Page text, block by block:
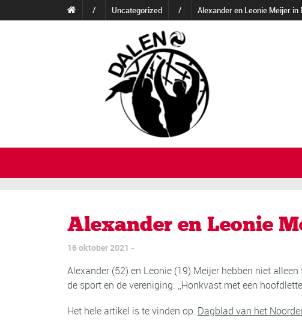
/ Uncategorized / Alexander en Leonie Meijer in
Alexander en Leonie
16 oktober 2021
Alexander (52) en Leonie (19) Meijer hebben niet
de sport en de vereniging. ,,Honkvast met een
Het hele artikel is te vinden op: Dagblad van het